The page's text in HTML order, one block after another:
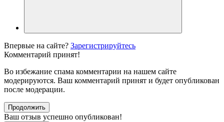
Впервые на сайте? Зарегистрируйтесь
Комментарий принят!
Во избежание спама комментарии на нашем сайте
модерируются. Ваш комментарий принят и будет опубликован
после модерации.
Продолжить
Ваш отзыв успешно опубликован!